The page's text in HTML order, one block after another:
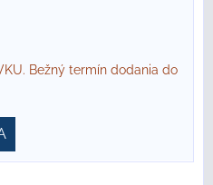
Bežný termín dodania do